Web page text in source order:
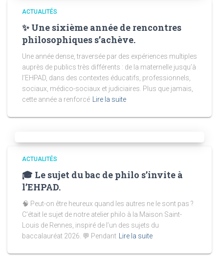
ACTUALITÉS
✨ Une sixième année de rencontres
philosophiques s’achève.
Une année dense, traversée par des expériences multiples
auprès de publics très différents : de la maternelle jusqu’à
l’EHPAD, dans des contextes éducatifs, professionnels,
sociaux, médico-sociaux et judiciaires. Plus que jamais,
cette année a renforcé
Lire la suite
ACTUALITÉS
🎓 Le sujet du bac de philo s’invite à
l’EHPAD.
🧠 Peut-on être heureux quand les autres ne le sont pas ?
C’était le sujet de notre atelier philo à la Maison Saint-
Louis de Rennes, inspiré de l’un des sujets du
baccalauréat 2026. 💬 Pendant
Lire la suite